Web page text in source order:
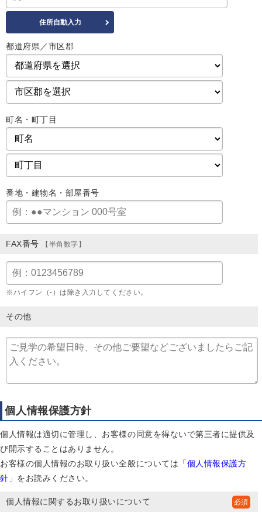
都道府県／市区郡
町名・町丁目
番地・建物名・部屋番号
FAX番号 【半角数字】
※ハイフン（-）は除き入力してください。
その他
個人情報保護方針
個人情報は適切に管理し、お客様の同意を得ないで第三者に提供及
び開示することはありません。
お客様の個人情報のお取り扱い全般については「個人情報保護方
針 」をお読みください。
個人情報に関するお取り扱いについて